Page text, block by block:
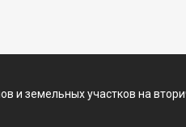
и земельных участков на